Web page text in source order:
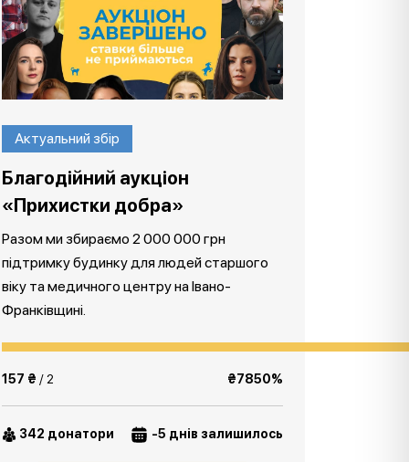
Актуальний збір
Благодійний аукціон
«Прихистки добра»
Разом ми збираємо 2 000 000 грн
підтримку будинку для людей старшого
віку та медичного центру на Івано-
Франківщині.
157 ₴ / 2 ₴7850%
342 донатори -5 днів залишилось